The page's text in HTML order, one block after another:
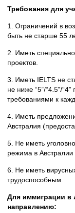
Требования для
1. Ограничений в
быть не старше 55
2. Иметь
проектов.
3. Иметь IELTS не
не ниже “5”/“4.5”/
требованиями к
4. Иметь
Австралия
5. Не иметь
режима в
6. Не иметь
трудоспособным.
Для иммиграции в
направлению: